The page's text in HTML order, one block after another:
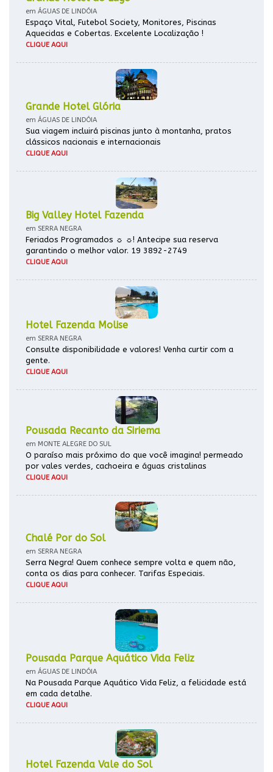
em ÁGUAS DE LINDÓIA
Espaço Vital, Futebol Society, Monitores, Piscinas
Aquecidas e Cobertas. Excelente Localização !
CLIQUE AQUI
Grande Hotel Glória
em ÁGUAS DE LINDÓIA
Sua viagem incluirá piscinas junto à montanha, pratos
clássicos nacionais e internacionais
CLIQUE AQUI
Big Valley Hotel Fazenda
em SERRA NEGRA
Feriados Programados ☼ ☼! Antecipe sua reserva
garantindo o melhor valor. 19 3892-2749
CLIQUE AQUI
Hotel Fazenda Molise
em SERRA NEGRA
Consulte disponibilidade e valores! Venha curtir com a
gente.
CLIQUE AQUI
Pousada Recanto da Siriema
em MONTE ALEGRE DO SUL
O paraíso mais próximo do que você imagina! permeado
por vales verdes, cachoeira e águas cristalinas
CLIQUE AQUI
Chalé Por do Sol
em SERRA NEGRA
Serra Negra! Quem conhece sempre volta e quem não,
conta os dias para conhecer. Tarifas Especiais.
CLIQUE AQUI
Pousada Parque Aquático Vida Feliz
em ÁGUAS DE LINDÓIA
Na Pousada Parque Aquático Vida Feliz, a felicidade está
em cada detalhe.
CLIQUE AQUI
Hotel Fazenda Vale do Sol